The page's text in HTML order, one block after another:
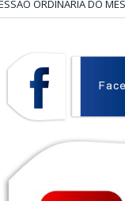
ORDINÁRIA DO